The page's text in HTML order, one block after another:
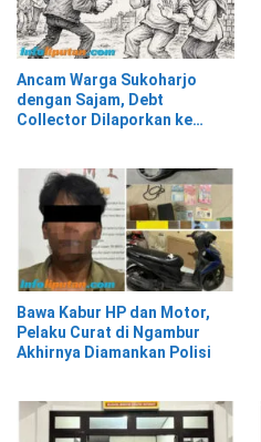
Ancam Warga Sukoharjo
dengan Sajam, Debt
Collector Dilaporkan ke
Bawa Kabur HP dan Motor,
Pelaku Curat di Ngambur
Akhirnya Diamankan Polisi